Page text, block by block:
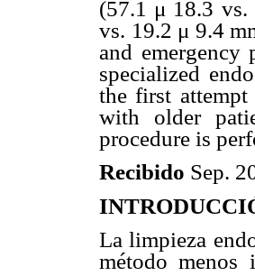
(57.1 μ 18.3 vs.
vs. 19.2 μ 9.4
and
specialized
the first attempt
with older
procedure is
Recibido Sep.
La limpieza
método